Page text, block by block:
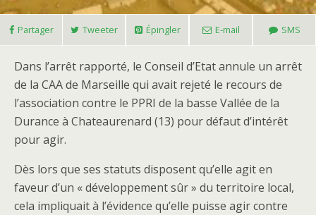
Partager Tweeter Épingler E-mail SMS
Dans l’arrêt rapporté, le Conseil d’Etat annule un arrêt
de la CAA de Marseille qui avait rejeté le recours de
l’association contre le PPRI de la basse Vallée de la
Durance à Chateaurenard (13) pour défaut d’intérêt
pour agir.
Dès lors que ses statuts disposent qu’elle agit en
faveur d’un « développement sûr » du territoire local,
cela impliquait à l’évidence qu’elle puisse agir contre